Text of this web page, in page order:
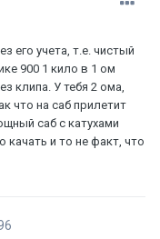
его учета, т.е. чистый
900 1 кило в 1 ом
клипа. У тебя 2 ома,
что на саб прилетит
саб с катухами
качать и то не факт, что